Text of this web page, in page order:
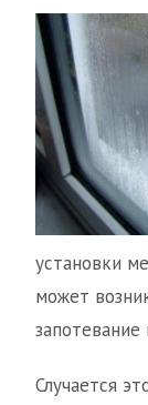
установки
может
Случается